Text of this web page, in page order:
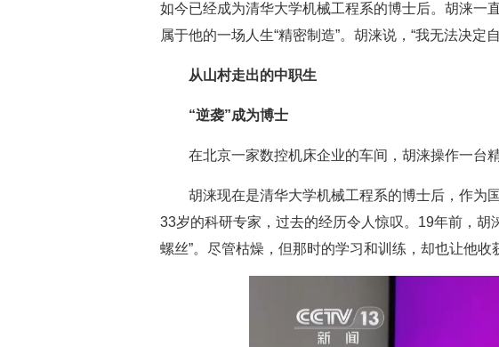
如今已经成为清华大学机械工程系的博士后。胡涞一
属于他的一场人生“精密制造”。胡涞说，“我无法决
从山村走出的中职生
“逆袭”成为博士
在北京一家数控机床企业的车间，胡涞操作一台
胡涞现在是清华大学机械工程系的博士后，作为
33岁的科研专家，过去的经历令人惊叹。19年前，
螺丝”。尽管枯燥，但那时的学习和训练，却也让他收